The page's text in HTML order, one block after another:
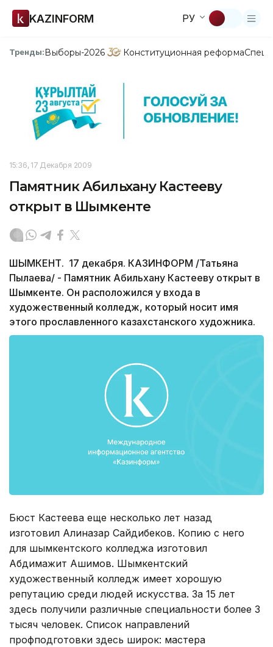
KAZINFORM РУ
Тренды:Выборы-2026 Конституционная реформа
15:36, 17 Декабря 2009
Памятник Абильхану Кастееву
открыт в Шымкенте
ШЫМКЕНТ. 17 декабря. КАЗИНФОРМ /Татьяна
Пылаева/ - Памятник Абильхану Кастееву открыт в
Шымкенте. Он расположился у входа в
художественный колледж, который носит имя
этого прославленного казахстанского художника.
Бюст Кастеева еще несколько лет назад
изготовил Алиназар Сайдибеков. Копию с него
для шымкентского колледжа изготовил
Абдимажит Ашимов. Шымкентский
художественный колледж имеет хорошую
репутацию среди людей искусства. За 15 лет
здесь получили различные специальности более 3
тысяч человек. Список направлений
профподготовки здесь широк: мастера